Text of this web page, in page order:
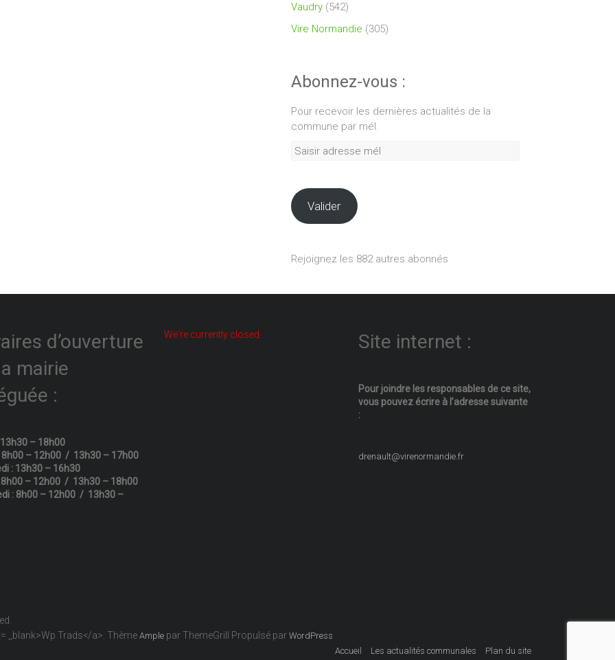
Vaudry (542)
Vire Normandie (305)
Abonnez-vous :
Pour recevoir les dernières actualités de la
commune par mél.
Saisir
Valider
Rejoignez les 882 autres abonnés
d’ouverture
mairie
:
13h30 – 18h00
8h00 – 12h00 / 13h30 – 17h00
: 13h30 – 16h30
8h00 – 12h00 / 13h30 – 18h00
: 8h00 – 12h00 / 13h30 –
We're currently closed. Site internet :
Pour joindre les responsables de ce site,
vous pouvez écrire à l’adresse suivante
:
drenault@virenormandie.fr
_blank>Wp Trads</a>. Thème Ample par ThemeGrill Propulsé par WordPress
Accueil
Les actualités communales Plan du site